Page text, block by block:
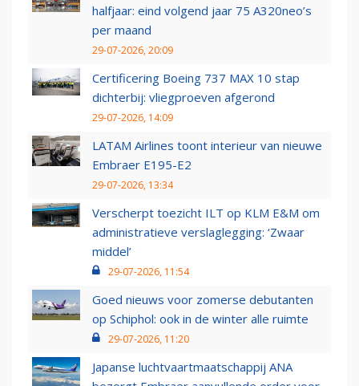
halfjaar: eind volgend jaar 75 A320neo’s
per maand
29-07-2026, 20:09
Certificering Boeing 737 MAX 10 stap
dichterbij: vliegproeven afgerond
29-07-2026, 14:09
LATAM Airlines toont interieur van nieuwe
Embraer E195-E2
29-07-2026, 13:34
Verscherpt toezicht ILT op KLM E&M om
administratieve verslaglegging: ‘Zwaar
middel’
29-07-2026, 11:54
Goed nieuws voor zomerse debutanten
op Schiphol: ook in de winter alle ruimte
29-07-2026, 11:20
Japanse luchtvaartmaatschappij ANA